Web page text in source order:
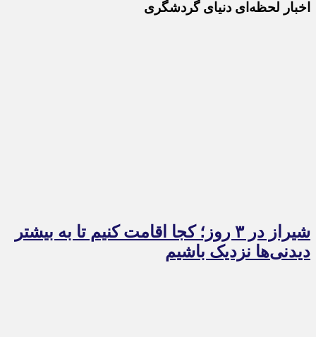
اخبار لحظه‌ای دنیای گردشگری
شیراز در ۳ روز؛ کجا اقامت کنیم تا به بیشتر
دیدنی‌ها نزدیک باشیم